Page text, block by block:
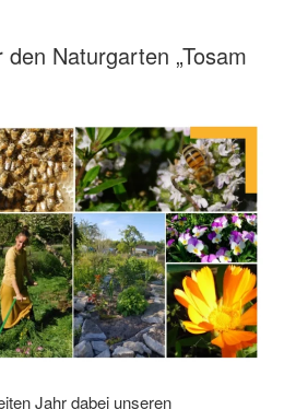
Naturgarten „Tosam
Jahr dabei unseren